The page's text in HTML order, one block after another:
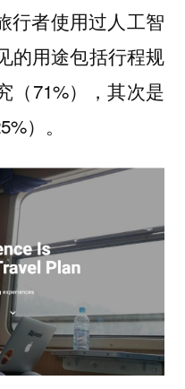
行者使用过人工智
的用途包括行程规
（71%），其次是
）。